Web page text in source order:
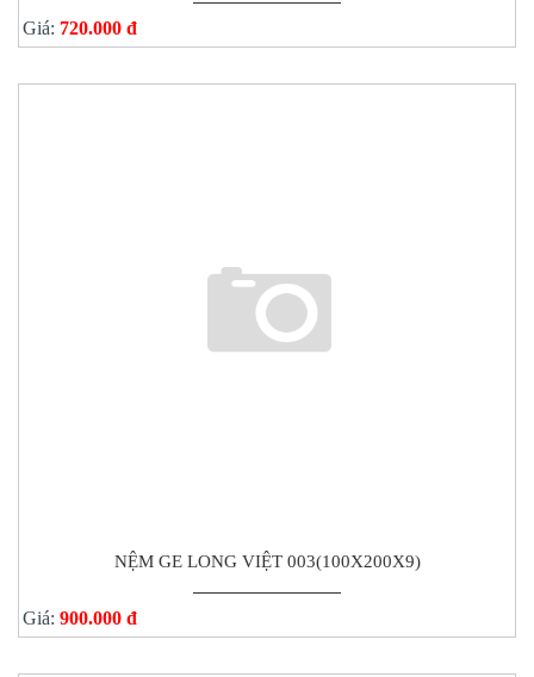
Giá: 720.000 đ
NỆM GE LONG VIỆT 003(100X200X9)
Giá: 900.000 đ